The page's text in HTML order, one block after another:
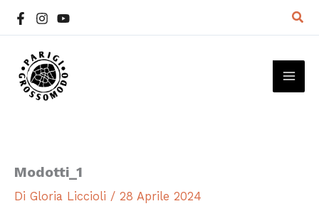
Modotti_1
Di Gloria Liccioli / 28 Aprile 2024